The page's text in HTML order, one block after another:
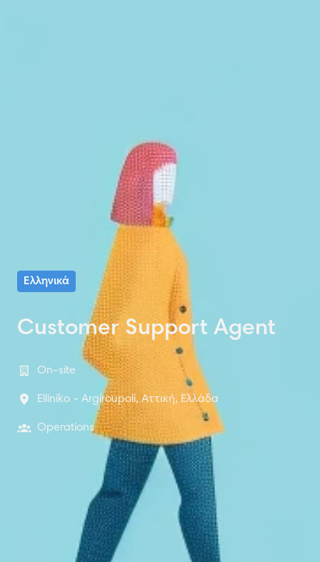
Ελληνικά
Customer Support Agent
On-site
Elliniko - Argiroupoli, Αττική, Ελλάδα
Operations